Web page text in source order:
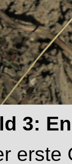
3:
erste